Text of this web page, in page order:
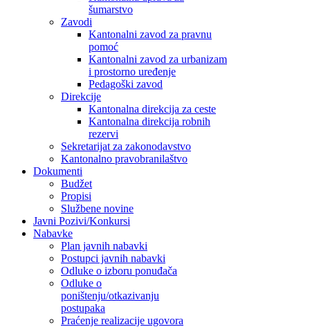
šumarstvo
Zavodi
Kantonalni zavod za pravnu
pomoć
Kantonalni zavod za urbanizam
i prostorno uređenje
Pedagoški zavod
Direkcije
Kantonalna direkcija za ceste
Kantonalna direkcija robnih
rezervi
Sekretarijat za zakonodavstvo
Kantonalno pravobranilaštvo
Dokumenti
Budžet
Propisi
Službene novine
Javni Pozivi/Konkursi
Nabavke
Plan javnih nabavki
Postupci javnih nabavki
Odluke o izboru ponuđača
Odluke o
poništenju/otkazivanju
postupaka
Praćenje realizacije ugovora